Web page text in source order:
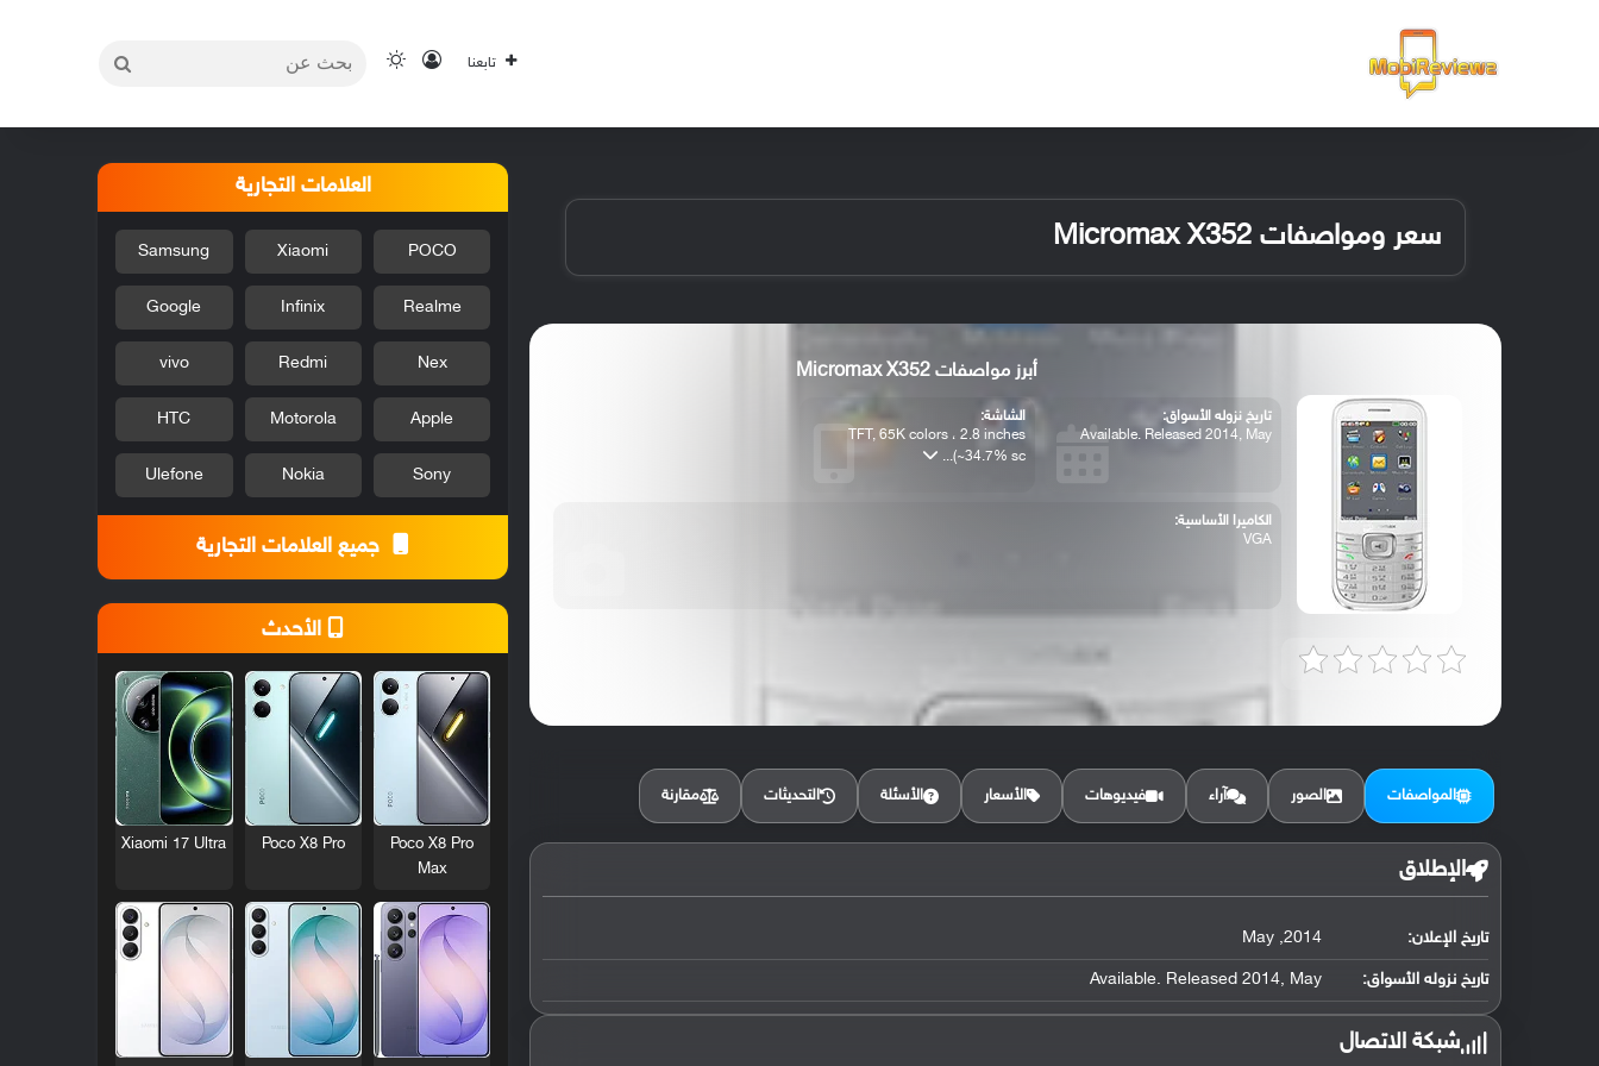
تابعنا تسجيل الدخول
الوضع المظلم
سعر ومواصفات Micromax X352
أبرز مواصفات Micromax X352
تاريخ نزوله الأسواق:
Available. Released 2014, May
الشاشة:
TFT, 65K colors ، 2.8 inches
(~34.7% sc...
الكاميرا الأساسية:
VGA
المواصفات الصور آراء فيديوهات الأسعار الأسئلة التحديثات مقارنة
الإطلاق
تاريخ الإعلان: 2014, May
تاريخ نزوله الأسواق: Available. Released 2014, May
شبكة الاتصال
العلامات التجارية
POCO
Xiaomi
Samsung
Realme
Infinix
Google
Nex
Redmi
vivo
Apple
Motorola
HTC
Sony
Nokia
Ulefone
جميع العلامات التجارية
الأحدث
Poco X8 Pro
Max
Poco X8 Pro
Xiaomi 17 Ultra